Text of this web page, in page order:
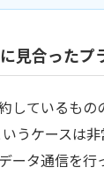
見合ったプ
しているも
うケースは
ータ通信を行